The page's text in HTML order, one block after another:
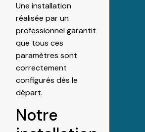
Une installation
réalisée par un
professionnel garantit
que tous ces
paramètres sont
correctement
configurés dès le
départ.
Notre